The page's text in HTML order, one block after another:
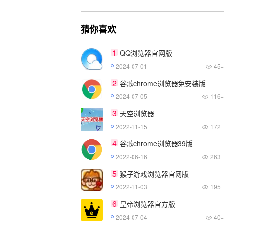
猜你喜欢
1 QQ浏览器官网版
2024-07-01 45+
2 谷歌chrome浏览器免安装版
2024-07-05 116+
3 天空浏览器
2022-11-15 172+
4 谷歌chrome浏览器39版
2022-06-16 263+
5 猴子游戏浏览器官网版
2022-11-03 195+
6 皇帝浏览器官方版
2024-07-04 40+